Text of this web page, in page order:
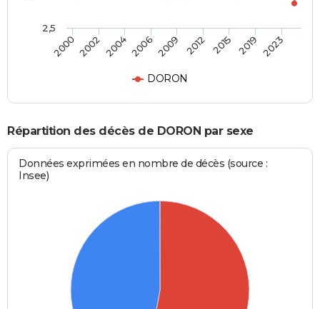
DORON
2000 2002 200420062009 2012 2015 2019 2023
2,5
Répartition des décès de DORON par sexe
Données exprimées en nombre de décès (source :
Insee)